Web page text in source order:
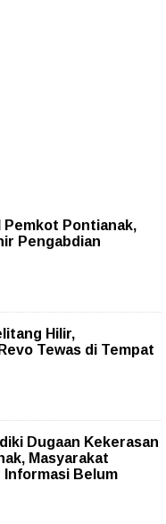
Pemkot Pontianak,
Pengabdian
Hilir,
Tewas di Tempat
Dugaan Kekerasan
Masyarakat
Informasi Belum